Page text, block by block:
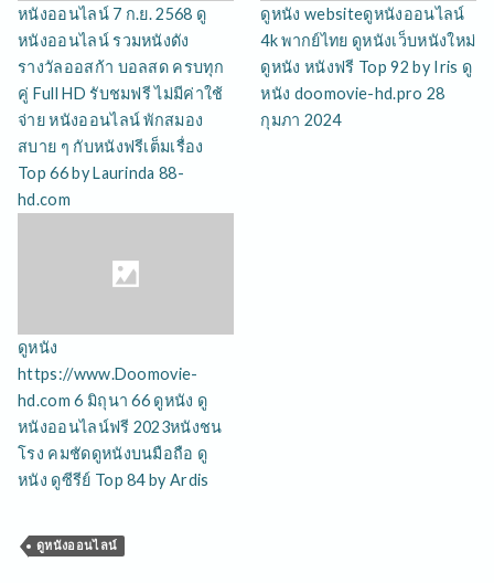
หนังออนไลน์ 7 ก.ย. 2568 ดู
หนังออนไลน์ รวมหนังดัง
รางวัลออสก้า บอลสด ครบทุก
คู่ Full HD รับชมฟรี ไม่มีค่าใช้
จ่าย หนังออนไลน์ พักสมอง
สบาย ๆ กับหนังฟรีเต็มเรื่อง
Top 66 by Laurinda 88-
hd.com
ดูหนัง websiteดูหนังออนไลน์
4k พากย์ไทย ดูหนังเว็บหนังใหม่
ดูหนัง หนังฟรี Top 92 by Iris ดู
หนัง doomovie-hd.pro 28
กุมภา 2024
ดูหนัง
https://www.Doomovie-
hd.com 6 มิถุนา 66 ดูหนัง ดู
หนังออนไลน์ฟรี 2023หนังชน
โรง คมชัดดูหนังบนมือถือ ดู
หนัง ดูซีรีย์ Top 84 by Ardis
ดูหนังออนไลน์